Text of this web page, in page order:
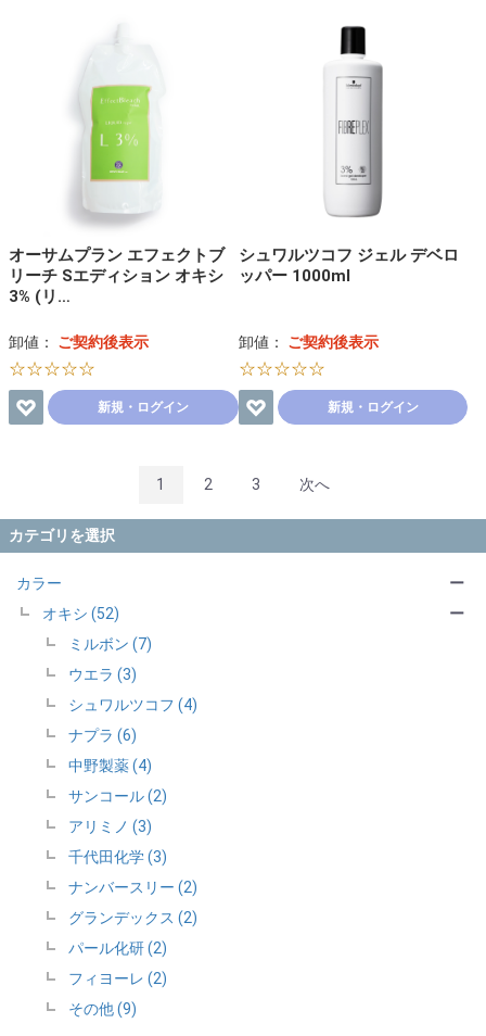
カテゴリを選択
カラー
オキシ (52)
ミルボン (7)
ウエラ (3)
シュワルツコフ (4)
ナプラ (6)
中野製薬 (4)
サンコール (2)
アリミノ (3)
千代田化学 (3)
ナンバースリー (2)
グランデックス (2)
パール化研 (2)
フィヨーレ (2)
その他 (9)
ー
ー
オーサムプラン エフェクトブ
リーチ Sエディション オキシ
3% (リ…
卸値： ご契約後表示
☆☆☆☆☆
新規・ログイン
シュワルツコフ ジェル デベロ
ッパー 1000ml
卸値： ご契約後表示
☆☆☆☆☆
新規・ログイン
1 2 3 次へ